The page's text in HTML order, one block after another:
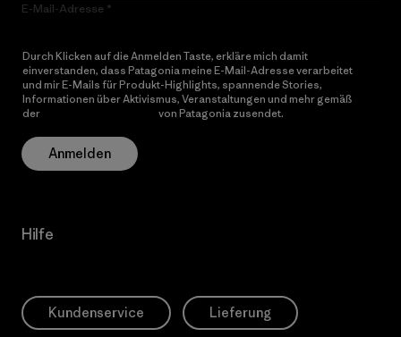
E-Mail-Adresse
Durch Klicken auf die Anmelden Taste, erkläre mich damit
einverstanden, dass Patagonia meine E-Mail-Adresse verarbeitet
und mir E-Mails für Produkt-Highlights, spannende Stories,
Informationen über Aktivismus, Veranstaltungen und mehr gemäß
der
von Patagonia zusendet.
Anmelden
Hilfe
Kundenservice Lieferung